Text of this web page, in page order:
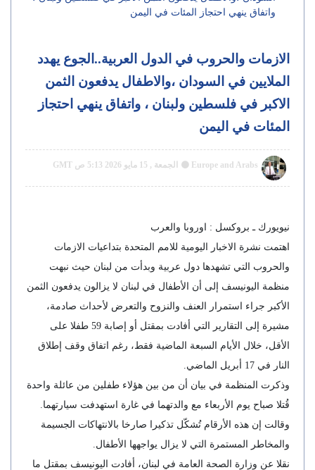
واتفاق ينهي احتجاز المئات في اليمن
الازمات والحروب في الدول العربية..الجوع يهدد
الملايين في السودان ،والاطفال يدفعون الثمن
الاكبر في فلسطين ولبنان ، واتفاق ينهي احتجاز
المئات في اليمن
Europe and Arabs الجمعة , 15 مايو 2026 5:13 ص GMT
نيويورك ـ بروكسل : اوروبا والعرب
اهتمت نشرة الاخبار اليومية للامم المتحدة بتداعيات الازمات
والحروب التي تشهدها دول عربية وبدأت من لبنان حيث نبهت
منظمة اليونيسف إلى أن الأطفال في لبنان لا يزالون يدفعون الثمن
الأكبر جراء استمرار العنف والنزوح والتعرض لأحداث صادمة،
مشيرة إلى التقارير التي أفادت بمقتل أو إصابة 59 طفلا على
الأقل، خلال الأيام السبعة الماضية فقط، رغم اتفاق وقف إطلاق
النار في 17 أبريل الماضي.
وذكرت المنظمة في بيان أن من بين هؤلاء طفلين من عائلة واحدة
قُتلا صباح يوم الأربعاء مع والدتهما في غارة استهدفت سيارتهما.
وقالت إن هذه الأرقام تُشكّل تذكيرا صارخا بالانتهاكات الجسيمة
والمخاطر المستمرة التي لا يزال يواجهها الأطفال.
نقلا عن وزارة الصحة العامة في لبنان، أفادت اليونيسف بمقتل ما